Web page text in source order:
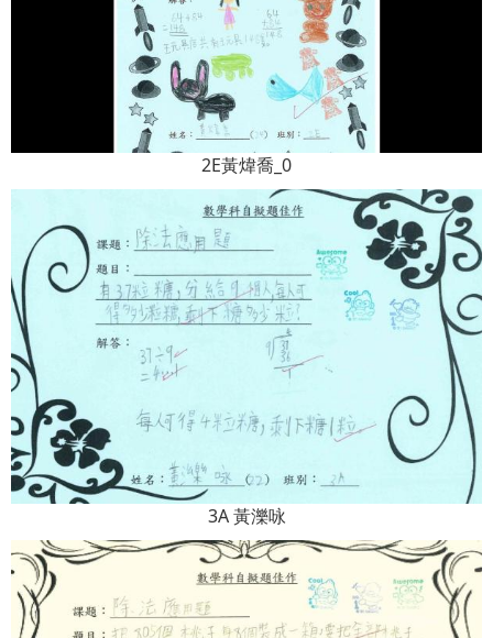
2E黃煒喬_0
3A 黃濼咏